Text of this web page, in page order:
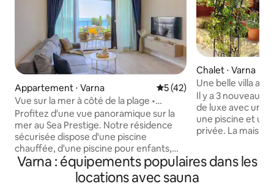
Appartement ⋅ Varna Évaluation moyenne sur la
5 (42)
Vue sur la mer à côté de la plage •
Parking et 2 piscines
Profitez d'une vue panoramique sur la
mer au Sea Prestige. Notre résidence
sécurisée dispose d'une piscine
chauffée, d'une piscine pour enfants,
d'une aire de jeux, d'équipements de
fitness en extérieur et d'une sécurité
Chalet ⋅ Varna
Une belle villa
Il y a 3 nouveaux
de luxe avec une
une piscine et un
privée. La
urbain calme et
beaucoup de
de loisirs comme
Varna : équipements populaires dans les
locations avec sauna